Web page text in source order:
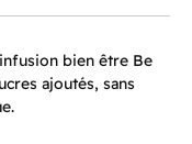
bien être Be
ajoutés, sans